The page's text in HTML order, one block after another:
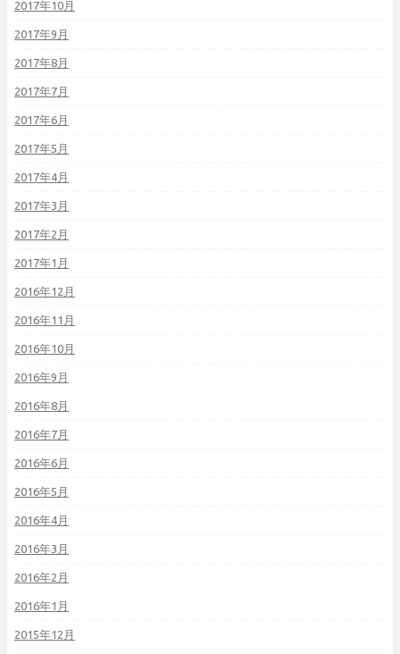
2017年10月
2017年9月
2017年8月
2017年7月
2017年6月
2017年5月
2017年4月
2017年3月
2017年2月
2017年1月
2016年12月
2016年11月
2016年10月
2016年9月
2016年8月
2016年7月
2016年6月
2016年5月
2016年4月
2016年3月
2016年2月
2016年1月
2015年12月